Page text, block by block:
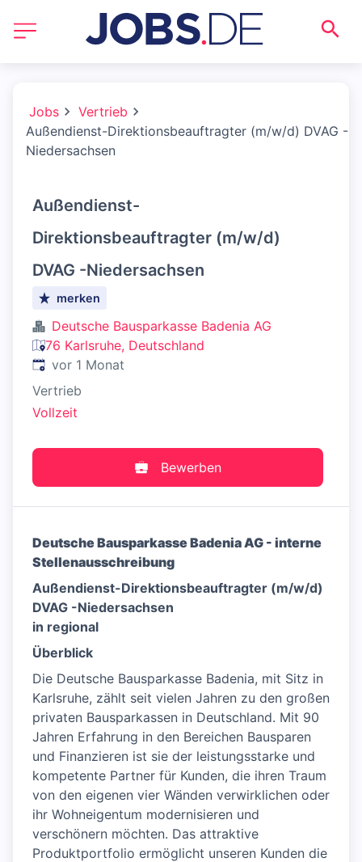
Jobs
Vertrieb
Außendienst-Direktionsbeauftragter (m/w/d) DVAG -
Niedersachsen
Außendienst-
Direktionsbeauftragter (m/w/d)
DVAG -Niedersachsen
merken
Deutsche Bausparkasse Badenia AG
76 Karlsruhe, Deutschland
Veröffentlicht:
vor 1 Monat
Vertrieb
Vollzeit
Bewerben
Deutsche Bausparkasse Badenia AG - interne
Stellenausschreibung
Außendienst-Direktionsbeauftragter (m/w/d)
DVAG -Niedersachsen
in regional
Überblick
Die Deutsche Bausparkasse Badenia, mit Sitz in
Karlsruhe, zählt seit vielen Jahren zu den großen
privaten Bausparkassen in Deutschland. Mit 90
Jahren Erfahrung in den Bereichen Bausparen
und Finanzieren ist sie der leistungsstarke und
kompetente Partner für Kunden, die ihren Traum
von den eigenen vier Wänden verwirklichen oder
ihr Wohneigentum modernisieren und
verschönern möchten. Das attraktive
Produktportfolio ermöglicht unseren Kunden die